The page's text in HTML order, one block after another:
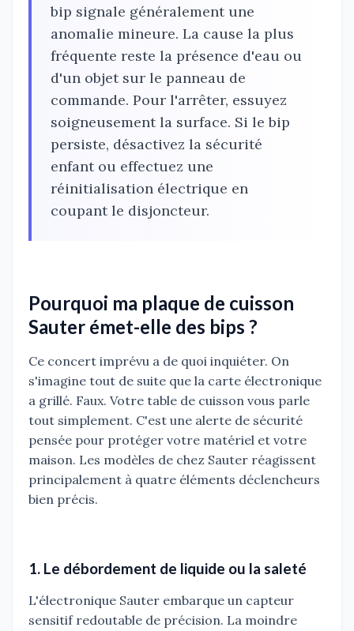
bip signale généralement une
anomalie mineure. La cause la plus
fréquente reste la présence d'eau ou
d'un objet sur le panneau de
commande. Pour l'arrêter, essuyez
soigneusement la surface. Si le bip
persiste, désactivez la sécurité
enfant ou effectuez une
réinitialisation électrique en
coupant le disjoncteur.
Pourquoi ma plaque de cuisson
Sauter émet-elle des bips ?
Ce concert imprévu a de quoi inquiéter. On
s'imagine tout de suite que la carte électronique
a grillé. Faux. Votre table de cuisson vous parle
tout simplement. C'est une alerte de sécurité
pensée pour protéger votre matériel et votre
maison. Les modèles de chez Sauter réagissent
principalement à quatre éléments déclencheurs
bien précis.
1. Le débordement de liquide ou la saleté
L'électronique Sauter embarque un capteur
sensitif redoutable de précision. La moindre